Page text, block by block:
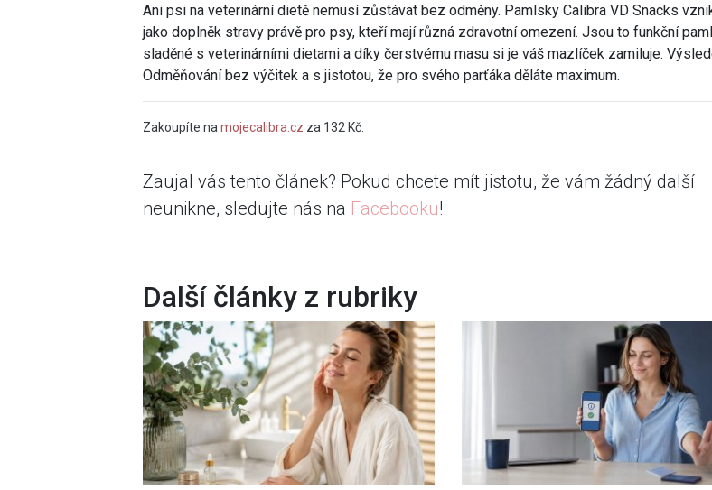
Ani psi na veterinární dietě nemusí zůstávat bez odměny. Pamlsky Calibra VD Snacks
jako doplněk stravy právě pro psy, kteří mají různá zdravotní omezení. Jsou to funkční
sladěné s veterinárními dietami a díky čerstvému masu si je váš mazlíček zamiluje.
Odměňování bez výčitek a s jistotou, že pro svého parťáka děláte maximum.
Zakoupíte na mojecalibra.cz za 132 Kč.
Zaujal vás tento článek? Pokud chcete mít jistotu, že vám žádný další
neunikne, sledujte nás na Facebooku!
Další články z rubriky